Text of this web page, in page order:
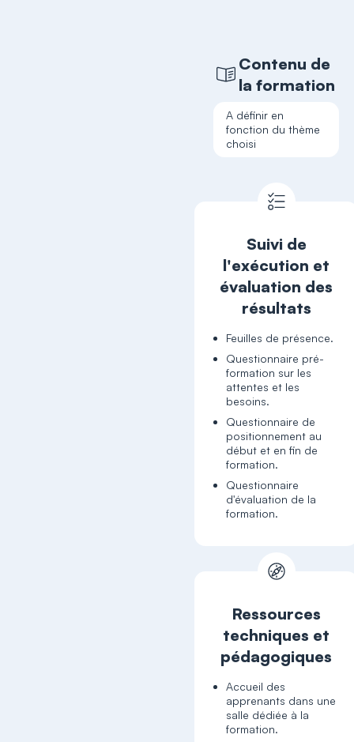
Contenu de
la formation
A définir en
fonction du thème
choisi
Suivi de
l'exécution et
évaluation des
résultats
Feuilles de présence.
Questionnaire pré-
formation sur les
attentes et les
besoins.
Questionnaire de
positionnement au
début et en fin de
formation.
Questionnaire
d'évaluation de la
formation.
Ressources
techniques et
pédagogiques
Accueil des
apprenants dans une
salle dédiée à la
formation.